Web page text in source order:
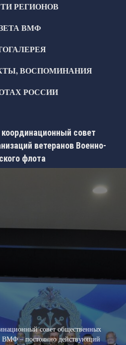
РЕГИОНОВ
ВМФ
ВОСПОМИНАНИЯ
РОССИИ
совет
ветеранов Военно-
флота
совет общественных
ВМФ – постоянно действующий